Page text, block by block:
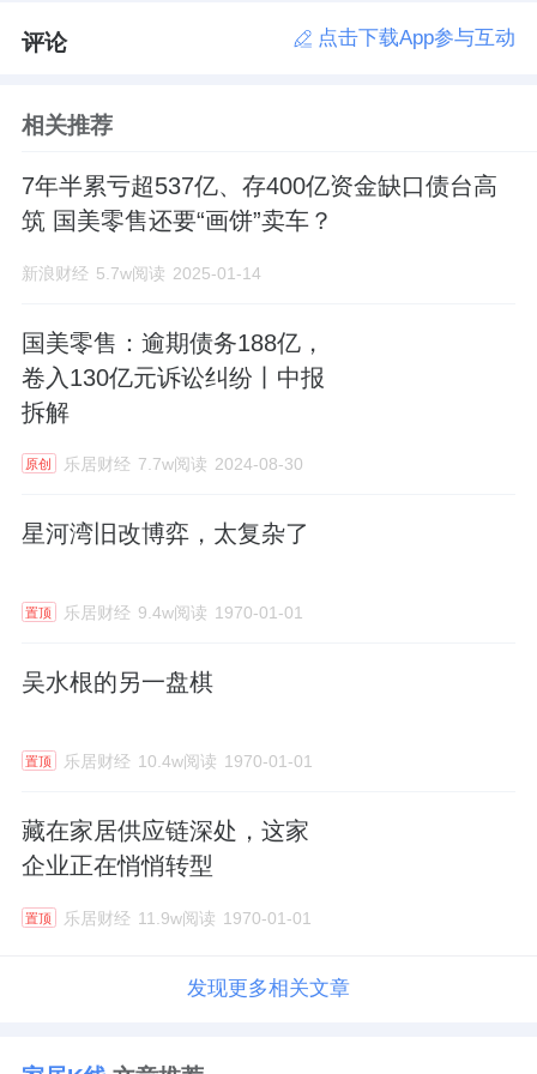
评论 点击下载App参与互动
相关推荐
7年半累亏超537亿、存400亿资金缺口债台高
筑 国美零售还要“画饼”卖车？
新浪财经 5.7w阅读 2025-01-14
国美零售：逾期债务188亿，
卷入130亿元诉讼纠纷丨中报
拆解
原创 乐居财经 7.7w阅读 2024-08-30
星河湾旧改博弈，太复杂了
置顶 乐居财经 9.4w阅读 1970-01-01
吴水根的另一盘棋
置顶 乐居财经 10.4w阅读 1970-01-01
藏在家居供应链深处，这家
企业正在悄悄转型
置顶 乐居财经 11.9w阅读 1970-01-01
发现更多相关文章